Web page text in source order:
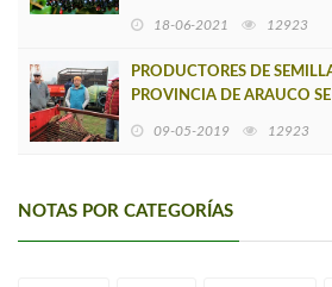
18-06-2021 12923
PRODUCTORES DE
PROVINCIA DE ARAUCO
09-05-2019 12923
NOTAS POR CATEGORÍAS